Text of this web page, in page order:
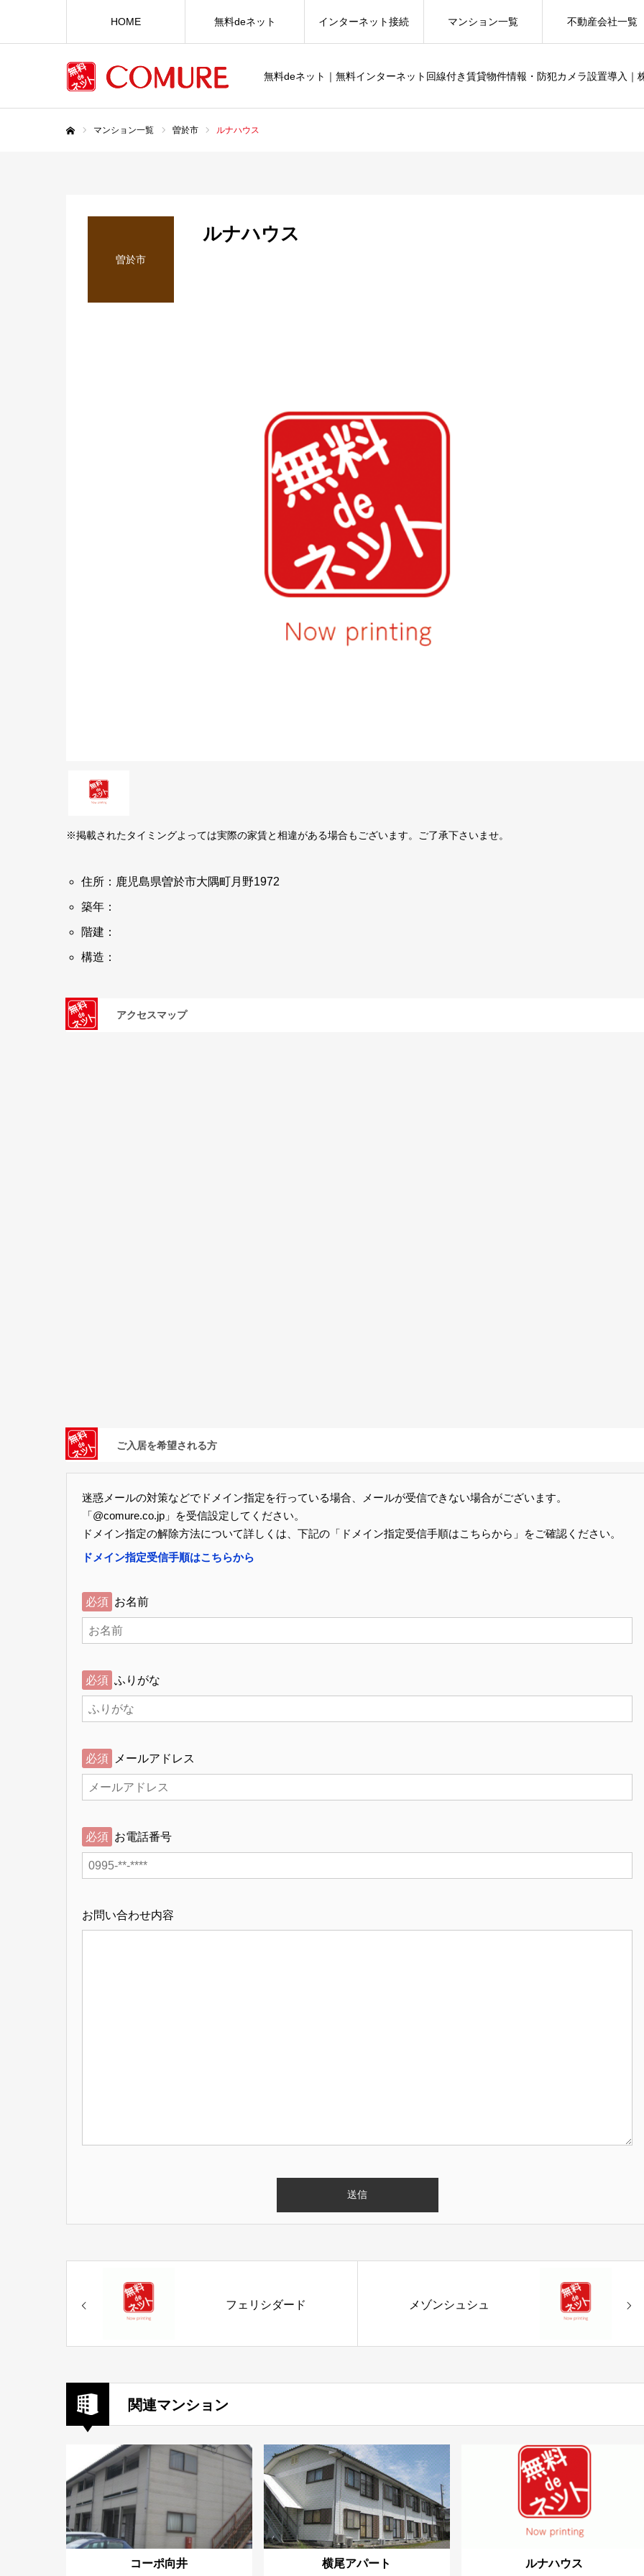
無料deネット｜無料インターネット回線付き賃貸物件情報・防犯カメラ設置導入｜
HOME 無料deネット インターネット接続 マンション一覧 不動産会社一覧
マンション一覧 曽於市 ルナハウス
曽於市
ルナハウス
※掲載されたタイミングよっては実際の家賃と相違がある場合もございます。ご了承下さいませ。
住所：鹿児島県曽於市大隅町月野1972
築年：
階建：
構造：
アクセスマップ
ご入居を希望される方
迷惑メールの対策などでドメイン指定を行っている場合、メールが受信できない場合がございます。
「@comure.co.jp」を受信設定してください。
ドメイン指定の解除方法について詳しくは、下記の「ドメイン指定受信手順はこちらから」をご確認ください。
ドメイン指定受信手順はこちらから
必須 お名前
必須 ふりがな
必須 メールアドレス
必須 お電話番号
お問い合わせ内容
フェリシダード メゾンシュシュ
関連マンション
コーポ向井 横尾アパート ルナハウス